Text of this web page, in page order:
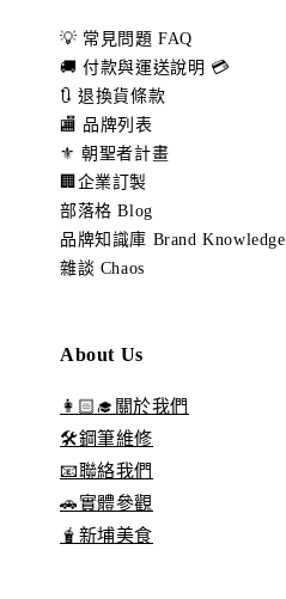
💡 常見問題 FAQ
🚚 付款與運送說明 💳
🔃 退換貨條款
🏬 品牌列表
⚜️ 朝聖者計畫
🏢企業訂製
部落格 Blog
品牌知識庫 Brand Knowledge
雜談 Chaos
About Us
👩🏻‍🎓關於我們
🛠️鋼筆維修
📧聯絡我們
🚗實體參觀
🧋新埔美食